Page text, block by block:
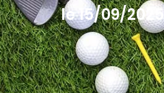
le 15/09/2025